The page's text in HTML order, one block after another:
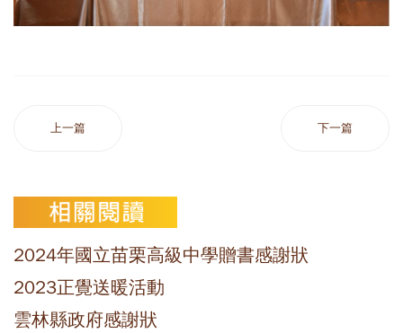
上一篇 下一篇
2024年國立苗栗高級中學贈書感謝狀
2023正覺送暖活動
雲林縣政府感謝狀